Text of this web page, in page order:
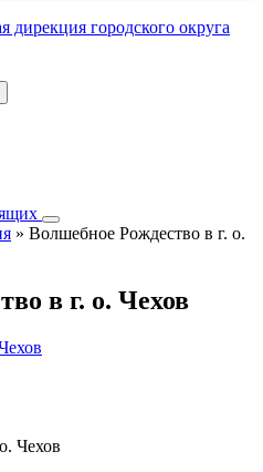
» Волшебное Рождество в г. о.
в г. о. Чехов
Чехов